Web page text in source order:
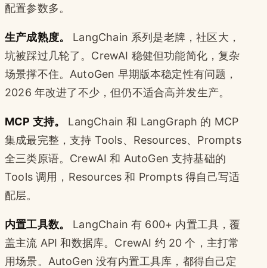
配置参数多。
生产成熟度。
LangChain 系列是老牌，社区大，
坑被踩过几轮了。CrewAI 稳健但功能简化，复杂
场景撑不住。AutoGen 早期版本稳定性有问题，
2026 年改进了不少，但仍不适合高并发生产。
MCP 支持。
LangChain 和 LangGraph 的 MCP
集成最完整，支持 Tools、Resources、Prompts
全三类原语。CrewAI 和 AutoGen 支持基础的
Tools 调用，Resources 和 Prompts 得自己写适
配层。
内置工具数。
LangChain 有 600+ 内置工具，覆
盖主流 API 和数据库。CrewAI 约 20 个，主打常
用场景。AutoGen 没有内置工具库，都得自己定